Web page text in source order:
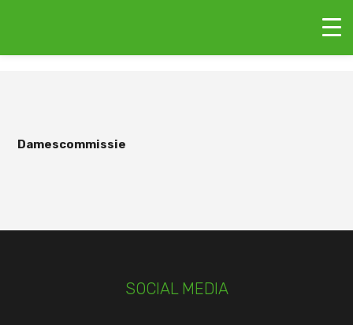
Damescommissie
SOCIAL MEDIA